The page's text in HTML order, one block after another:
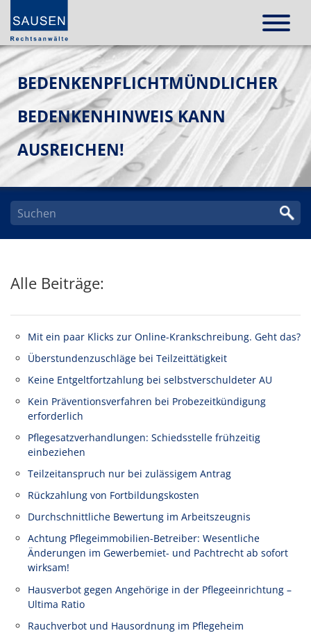
BEDENKENPFLICHTMÜNDLICHER
BEDENKENHINWEIS KANN
AUSREICHEN!
Alle Beiträge:
Mit ein paar Klicks zur Online-Krankschreibung. Geht das?
Überstundenzuschläge bei Teilzeittätigkeit
Keine Entgeltfortzahlung bei selbstverschuldeter AU
Kein Präventionsverfahren bei Probezeitkündigung
erforderlich
Pflegesatzverhandlungen: Schiedsstelle frühzeitig
einbeziehen
Teilzeitanspruch nur bei zulässigem Antrag
Rückzahlung von Fortbildungskosten
Durchschnittliche Bewertung im Arbeitszeugnis
Achtung Pflegeimmobilien-Betreiber: Wesentliche
Änderungen im Gewerbemiet- und Pachtrecht ab sofort
wirksam!
Hausverbot gegen Angehörige in der Pflegeeinrichtung –
Ultima Ratio
Rauchverbot und Hausordnung im Pflegeheim